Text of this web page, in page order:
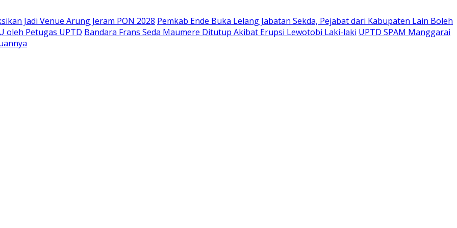
Jadi Venue Arung Jeram PON 2028 Pemkab Ende Buka Lelang Jabatan Sekda, Pejabat dari Kabupaten Lain Boleh
oleh Petugas UPTD Bandara Frans Seda Maumere Ditutup Akibat Erupsi Lewotobi Laki-laki UPTD SPAM Manggarai